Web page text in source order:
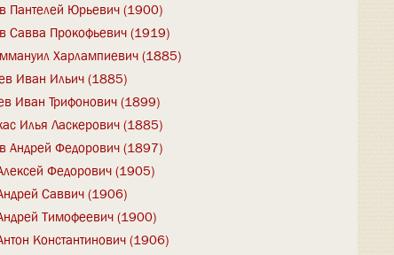
Пантелей Юрьевич (1900)
Савва Прокофьевич (1919)
Харлампиевич (1885)
Иван Ильич (1885)
Иван Трифонович (1899)
Илья Ласкерович (1885)
Андрей Федорович (1897)
Федорович (1905)
Саввич (1906)
Тимофеевич (1900)
Константинович (1906)